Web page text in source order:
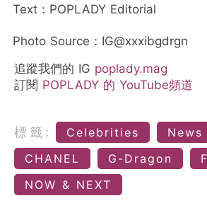
Text：POPLADY Editorial
Photo Source：IG@xxxibgdrgn
追蹤我們的 IG poplady.mag
訂閱 POPLADY 的 YouTube頻道
標籤: Celebrities
News
CHANEL
G-Dragon
NOW & NEXT